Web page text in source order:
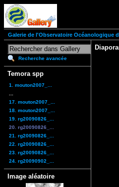
Galerie de l'Observatoire Océanologique
Recherche avancée
Temora spp
1. mouton2007_...
17. mouton2007_...
18. mouton2007_...
19. rg20090826_...
20. rg20090826_...
21. rg20090826_...
22. rg20090826_...
23. rg20090826_...
24. rg20090902_...
Image aléatoire